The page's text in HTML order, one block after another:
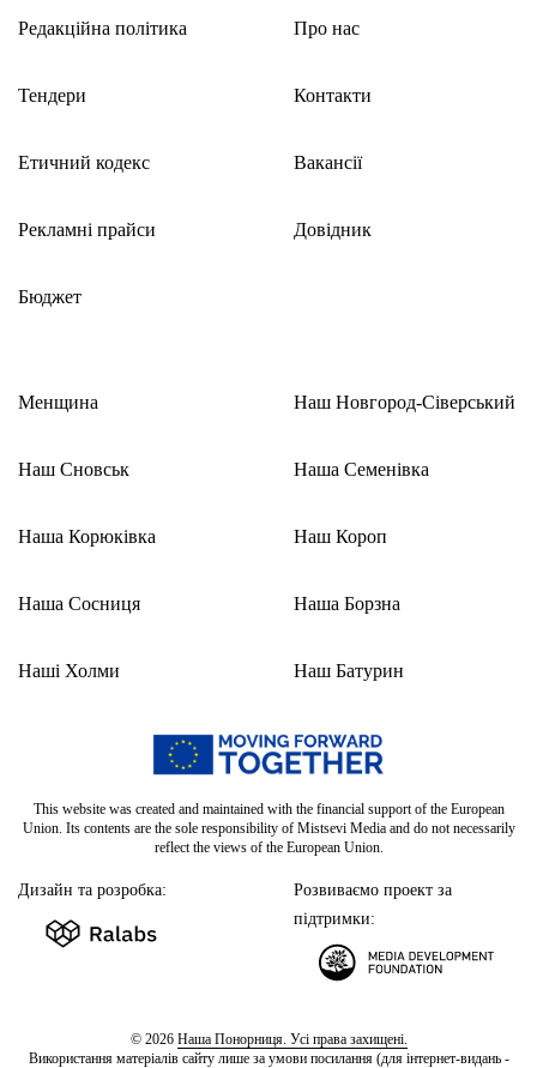
Редакційна політика
Тендери
Етичний кодекс
Рекламні прайси
Бюджет
Про нас
Контакти
Вакансії
Довідник
Менщина
Наш Сновськ
Наша Корюківка
Наша Сосниця
Наші Холми
Наш Новгород-Сіверський
Наша Семенівка
Наш Короп
Наша Борзна
Наш Батурин
This website was created and maintained with the financial support of the European
Union. Its contents are the sole responsibility of Mistsevi Media and do not necessarily
reflect the views of the European Union.
Дизайн та розробка:
Розвиваємо проект за
підтримки:
© 2026 Наша Понорниця. Усі права захищені.
Використання матеріалів сайту лише за умови посилання (для інтернет-видань -